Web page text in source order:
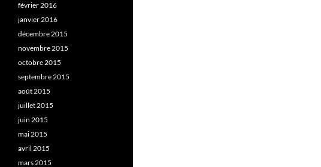
février 2016
janvier 2016
décembre 2015
novembre 2015
octobre 2015
septembre 2015
août 2015
juillet 2015
juin 2015
mai 2015
avril 2015
mars 2015